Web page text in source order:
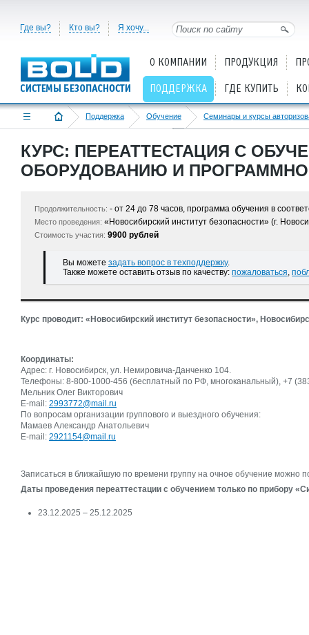
Где вы? Кто вы? Я хочу...
О КОМПАНИИ ПРОДУКЦИЯ
ПОДДЕРЖКА ГДЕ КУПИТЬ
Поддержка Обучение
КУРС: ПЕРЕАТТЕСТАЦИЯ С
ОБОРУДОВАНИЮ И
Продолжительность: - от 24 до 78 часов, программа обучения в
Место проведения: «Новосибирский институт безопасности» (г.
Стоимость участия: 9900 рублей
Вы можете задать вопрос в техподдержку.
Также можете оставить отзыв по качеству: пожаловаться,
Курс проводит: «Новосибирский институт безопасности»,
Координаты:
Адрес: г. Новосибирск, ул. Немировича-Данченко 104.
Телефоны: 8-800-1000-456 (бесплатный по РФ, многоканальный), +7
Мельник Олег Викторович
E-mail: 2993772@mail.ru
По вопросам организации группового и выездного обучения:
Мамаев Александр Анатольевич
E-mail: 2921154@mail.ru
Записаться в ближайшую по времени группу на очное обучение можно
Даты проведения переаттестации с обучением только по прибору
23.12.2025 – 25.12.2025